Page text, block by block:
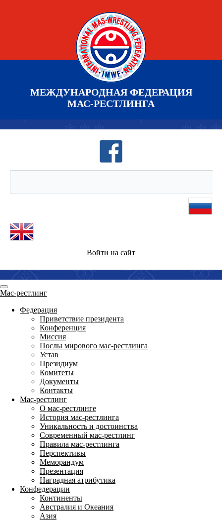
МЕЖДУНАРОДНАЯ ФЕДЕРАЦИЯ
МАС-РЕСТЛИНГА
Войти на сайт
Мас-рестлинг
Федерация
Приветствие президента
Конференция
Миссия
Послы мирового мас-рестлинга
Устав
Президиум
Комитеты
Документы
Контакты
Мас-рестлинг
О мас-рестлинге
История мас-рестлинга
Уникальность и достоинства
Современный мас-рестлинг
Правила мас-рестлинга
Перспективы
Меморандум
Презентация
Наградная атрибутика
Конфедерации
Континенты
Австралия и Океания
Азия